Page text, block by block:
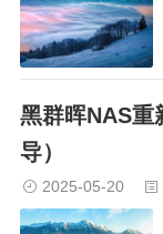
黑群晖NAS重
导）
2025-05-20